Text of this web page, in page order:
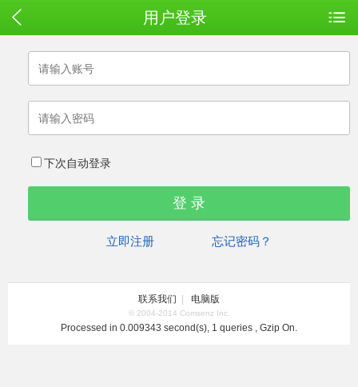
用户登录
下次自动登录
立即注册 忘记密码？
联系我们 电脑版
© 2004-2014 Comsenz Inc.
Processed in 0.009343 second(s), 1 queries , Gzip On.